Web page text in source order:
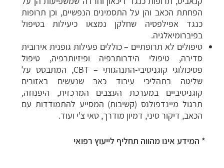
הפחתת הכאב והן על התסמינים הנפשיים, וכן תרופות
כנגד אפילפסיה שחלקן נמצאו כיעילות בטיפול
בפיברומיאלגיה.
טיפולים לא תרופתיים – כוללים פעילות גופנית אירובית
סדירה, טיפולי הידרותרפיה ופיזיותרפיה, טיפול
פסיכולוגי קוגניטיבי-התנהגותי – CBT, המתבסס על
שליטה בתהליכי עיבוד כאב שנעשים באזורים
קוגניטיביים במערכת העצבים המרכזית, היפנוזה,
תרגול מיינדפולנס (קשיבות) המסייע להתמודדות עם
הכאב, דיקור סיני, דמיון מודרך, טאי צ'י ועוד.
* המידע אינו מהווה תחליף לייעוץ רפואי